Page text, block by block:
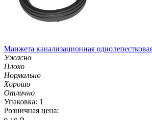
Манжета канализационная
Ужасно
Плохо
Нормально
Хорошо
Отлично
Упаковка: 1
Розничная цена: